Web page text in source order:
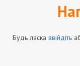
Будь ласка ввійдіть